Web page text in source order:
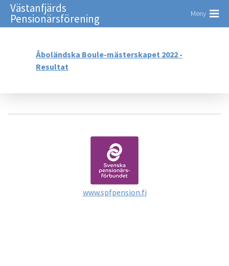
Västanfjärds
Pensionärsförening Meny
Åboländska Boule-mästerskapet 2022 -
Resultat
www.spfpension.fi